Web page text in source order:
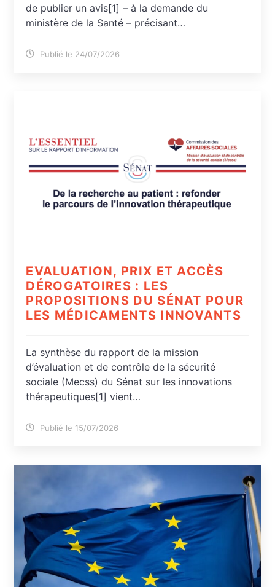
de publier un avis[1] – à la demande du
ministère de la Santé – précisant…
Publié le 24/07/2026
EVALUATION, PRIX ET ACCÈS
DÉROGATOIRES : LES
PROPOSITIONS DU SÉNAT POUR
LES MÉDICAMENTS INNOVANTS
La synthèse du rapport de la mission
d’évaluation et de contrôle de la sécurité
sociale (Mecss) du Sénat sur les innovations
thérapeutiques[1] vient…
Publié le 15/07/2026